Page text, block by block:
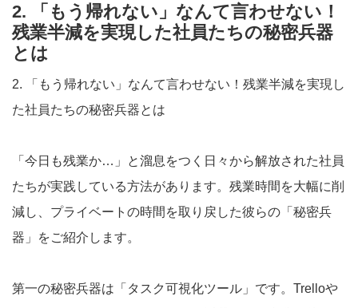
2. 「もう帰れない」なんて言わせない！
残業半減を実現した社員たちの秘密兵器
とは
2. 「もう帰れない」なんて言わせない！残業半減を実現し
た社員たちの秘密兵器とは
「今日も残業か…」と溜息をつく日々から解放された社員
たちが実践している方法があります。残業時間を大幅に削
減し、プライベートの時間を取り戻した彼らの「秘密兵
器」をご紹介します。
第一の秘密兵器は「タスク可視化ツール」です。Trelloや